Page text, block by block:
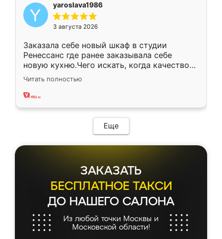
yaroslava1986
3 августа 2026
Заказала себе новый шкаф в студии
Ренессанс где ранее заказывала себе
новую кухню.Чего искать, когда качеством
вполне довольна. Служит кухня уже почти
два года, нареканий нет.
Читать полностью
Еще
ЗАКАЗАТЬ
БЕСПЛАТНОЕ ТАКСИ
ДО НАШЕГО САЛОНА
Из любой точки Москвы и
Московской области!